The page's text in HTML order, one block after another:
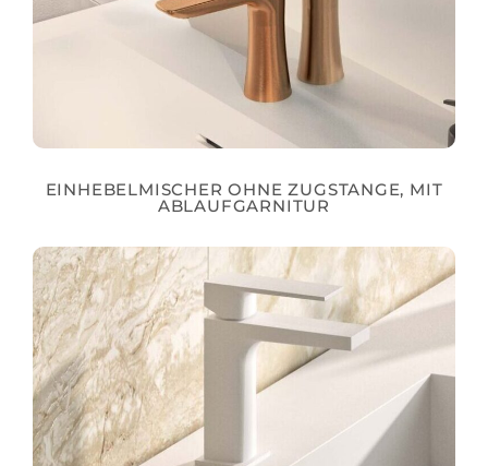
EINHEBELMISCHER OHNE ZUGSTANGE, MIT
ABLAUFGARNITUR